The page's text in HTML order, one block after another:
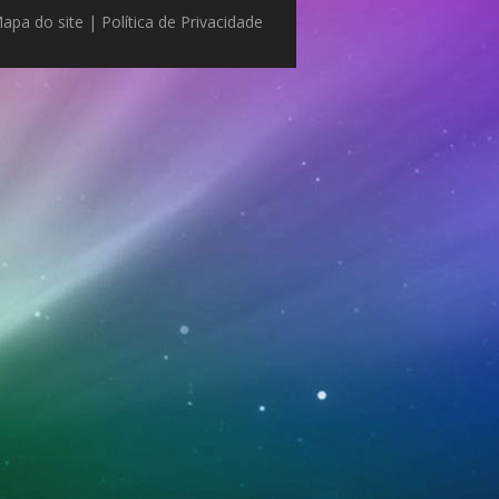
do site | Política de Privacidade